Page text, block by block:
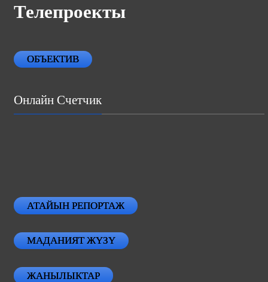
Телепроекты
ОБЪЕКТИВ
Онлайн Счетчик
АТАЙЫН РЕПОРТАЖ
МАДАНИЯТ ЖҮЗҮ
ЖАНЫЛЫКТАР